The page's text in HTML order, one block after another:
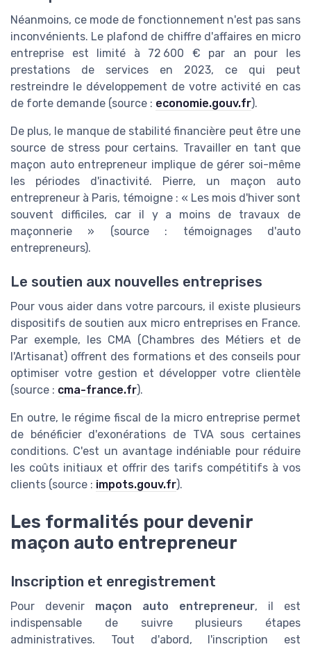
Néanmoins, ce mode de fonctionnement n'est pas sans
inconvénients. Le plafond de chiffre d'affaires en micro
entreprise est limité à 72 600 € par an pour les
prestations de services en 2023, ce qui peut
restreindre le développement de votre activité en cas
de forte demande (source : economie.gouv.fr).
De plus, le manque de stabilité financière peut être une
source de stress pour certains. Travailler en tant que
maçon auto entrepreneur implique de gérer soi-même
les périodes d'inactivité. Pierre, un maçon auto
entrepreneur à Paris, témoigne : « Les mois d'hiver sont
souvent difficiles, car il y a moins de travaux de
maçonnerie » (source : témoignages d'auto
entrepreneurs).
Le soutien aux nouvelles entreprises
Pour vous aider dans votre parcours, il existe plusieurs
dispositifs de soutien aux micro entreprises en France.
Par exemple, les CMA (Chambres des Métiers et de
l'Artisanat) offrent des formations et des conseils pour
optimiser votre gestion et développer votre clientèle
(source : cma-france.fr).
En outre, le régime fiscal de la micro entreprise permet
de bénéficier d'exonérations de TVA sous certaines
conditions. C'est un avantage indéniable pour réduire
les coûts initiaux et offrir des tarifs compétitifs à vos
clients (source : impots.gouv.fr).
Les formalités pour devenir
maçon auto entrepreneur
Inscription et enregistrement
Pour devenir maçon auto entrepreneur, il est
indispensable de suivre plusieurs étapes
administratives. Tout d'abord, l'inscription est